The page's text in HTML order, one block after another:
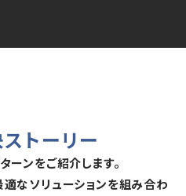
トーリー
ンをご紹介します。
なソリューションを組み合わ